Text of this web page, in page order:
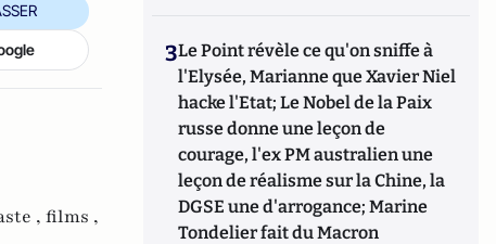
, films ,
3Le Point révèle ce qu'on sniffe à
l'Elysée, Marianne que Xavier Niel
hacke l'Etat; Le Nobel de la Paix
russe donne une leçon de
courage, l'ex PM australien une
leçon de réalisme sur la Chine, la
DGSE une d'arrogance; Marine
Tondelier fait du Macron